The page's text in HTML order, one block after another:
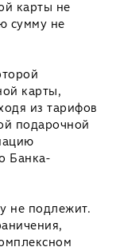
карты не
сумму не
карты,
из тарифов
подарочной
Банка-
не подлежит.